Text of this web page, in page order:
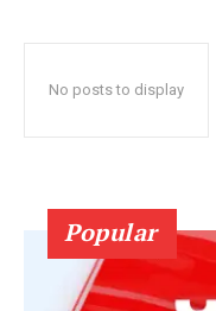
No posts to display
Popular